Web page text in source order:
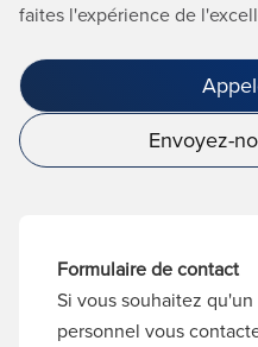
faites l'expérience de
Envoyez-
Formulaire de contact
Si vous souhaitez
personnel vous